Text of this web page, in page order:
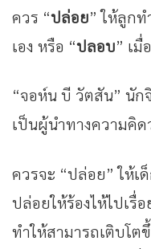
ควร “ปล่อย” ให้ลูก
เอง หรือ “ปลอบ” เมื่
“จอห์น บี วัตสัน” นัก
เป็นผู้นำทางความคิ
ควรจะ “ปล่อย” ให้เ
ปล่อยให้ร้องไห้ไปเรื่
ทำให้สามารถเติบโต